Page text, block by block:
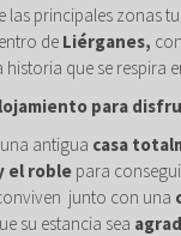
las principales zonas
de Liérganes,
historia que se respira
para
antigua casa
el roble para
junto con una
su estancia sea